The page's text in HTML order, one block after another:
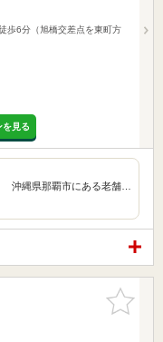
歩6分（旭橋交差点を東町方
を見る
級ホテル
ある老舗…
お気に入
りに追加